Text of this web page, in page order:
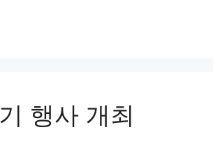
행사 개최